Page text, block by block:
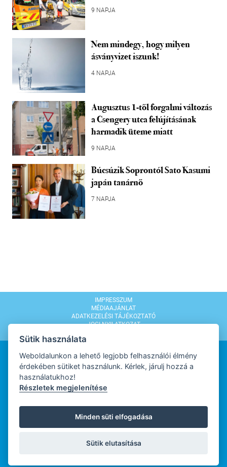
9 NAPJA
Nem mindegy, hogy milyen
ásványvizet iszunk!
4 NAPJA
Augusztus 1-től forgalmi változás
a Csengery utca felújításának
harmadik üteme miatt
9 NAPJA
Búcsúzik Soprontól Sato Kasumi
japán tanárnő
7 NAPJA
IMPRESSZUM
MÉDIAAJÁNLAT
ADATKEZELÉSI TÁJÉKOZTATÓ
JOGI NYILATKOZAT
WEBDESIGN
WEBFEJLESZTŐ
Sütik használata
Weboldalunkon a lehető legjobb felhasználói élmény
érdekében sütiket használunk. Kérlek, járulj hozzá a
használatukhoz!
Részletek megjelenítése
Minden süti elfogadása
Sütik elutasítása